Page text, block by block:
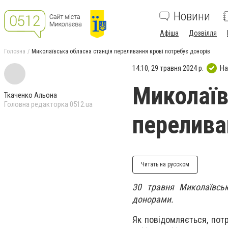
Новини
Афіша Дозвілля
Головна Миколаївська обласна станція переливання крові потребує донорів
Ткаченко Альона
Головна редакторка 0512.ua
14:10, 29 травня 2024 р.
Читать на русском
30 травня
донорами.
Як повідомляється,